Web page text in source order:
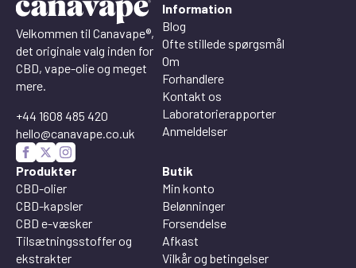
Velkommen til Canavape®,
det originale valg inden for
CBD, vape-olie og meget
mere.
+44 1608 485 420
hello@canavape.co.uk
Information
Blog
Ofte stillede spørgsmål
Om
Forhandlere
Kontakt os
Laboratorierapporter
Anmeldelser
Produkter
CBD-olier
CBD-kapsler
CBD e-væsker
Tilsætningsstoffer og
ekstrakter
Butik
Min konto
Belønninger
Forsendelse
Afkast
Vilkår og betingelser